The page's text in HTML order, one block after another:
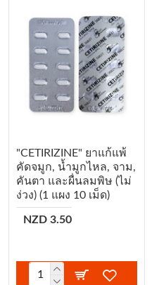
"CETIRIZINE" ยาแก้แพ้
คัดจมูก, น้ำมูกไหล, จาม,
คันตา และผื่นลมพิษ (ไม่
ง่วง) (1 แผง 10 เม็ด)
NZD 3.50